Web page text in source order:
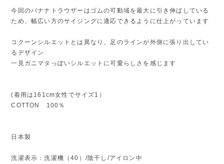
今回のバナナトラウザーはゴムの可動域を最大に引き伸ばしている
ため、幅広い方のサイジングに適応できるように仕上がっています
コクーンシルエットとは異なり、足のラインが外側に張り出してい
るデザイン
一見ガニマタっぽいシルエットに可愛らしさを感じます
(着用は161cm女性でサイズ1）
COTTON 100％
日本製
洗濯表示：洗濯機（40）/陰干し/アイロン中